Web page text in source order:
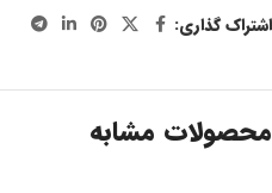
اشتراک گذاری:
محصولات مشابه